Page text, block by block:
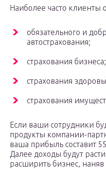
Наиболее часто клиенты
обязательного и
автострахования;
страхования бизнеса;
страхования
страхования
Если ваши сотрудники
продукты компании-
ваша прибыль составит
Далее доходы будут
расширить бизнес, наняв